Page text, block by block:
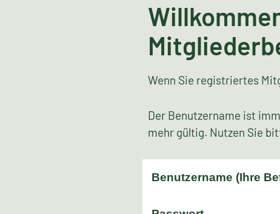
Wenn Sie registriertes
Der Benutzername ist
mehr gültig. Nutzen Sie